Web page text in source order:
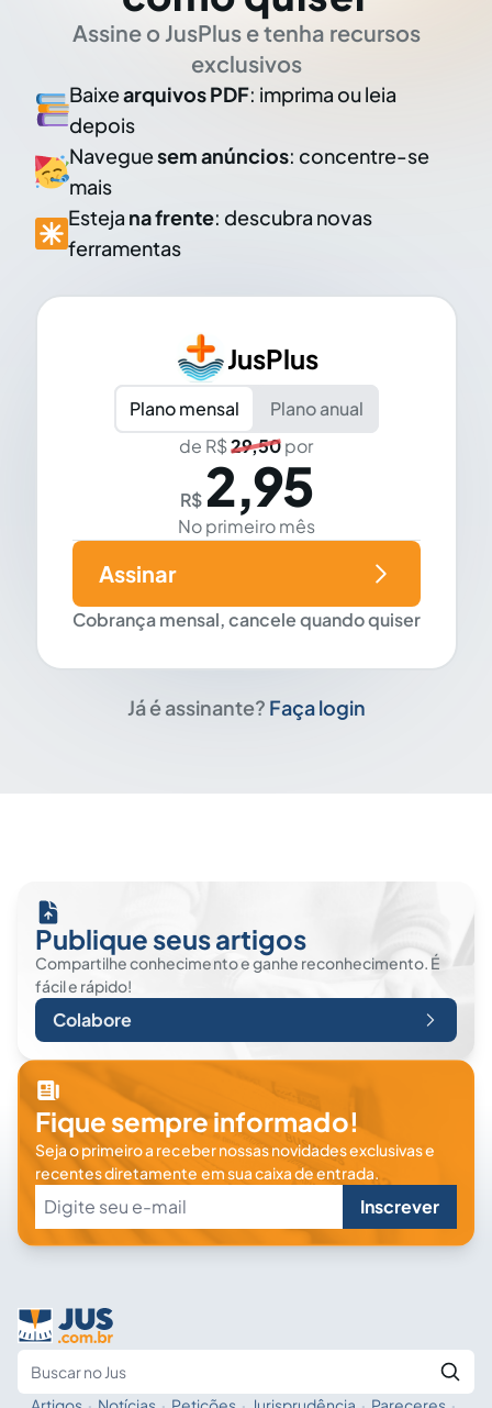
Assine o JusPlus e tenha recursos
exclusivos
Baixearquivos PDF: imprima ou leia
depois
Naveguesem anúncios: concentre-se
mais
Esteja na frente: descubra novas
ferramentas
JusPlus
Plano mensal
Plano anual
de R$29,50por
R$ 2,95
No primeiro mês
Cobrança mensal, cancele quando quiser
Assinar
Já é assinante? Faça login
Publique seus artigos
Compartilhe conhecimento e ganhe reconhecimento. É
fácil e rápido!
Colabore
Fique sempre informado!
Seja o primeiro a receber nossas novidades exclusivas e
recentes diretamente em sua caixa de entrada.
Inscrever